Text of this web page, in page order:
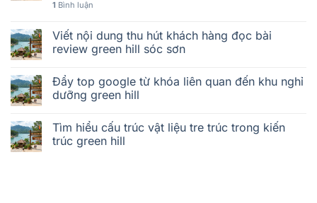
1 Bình luận
Viết nội dung thu hút khách hàng đọc bài
review green hill sóc sơn
Đẩy top google từ khóa liên quan đến khu nghỉ
dưỡng green hill
Tìm hiểu cấu trúc vật liệu tre trúc trong kiến
trúc green hill